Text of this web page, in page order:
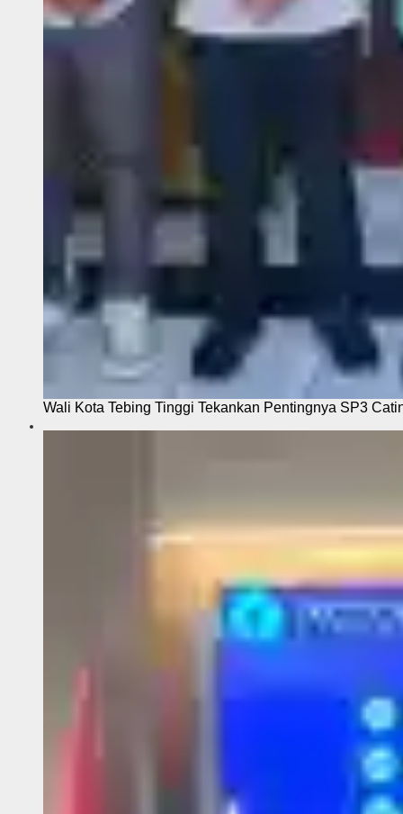
Wali Kota Tebing Tinggi Tekankan Pentingnya SP3